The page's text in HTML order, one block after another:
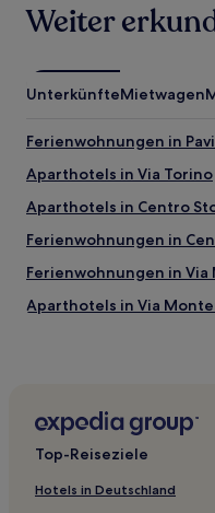
Bedingungen
gelten.
Weiter
UnterkünfteMietwagen
Ferienwohnungen in
Aparthotels in Via Torino
Aparthotels in Centro
Ferienwohnungen in
Ferienwohnungen in
Aparthotels in Via
Ferienwohnungen in
Gasthäuser in Lombardei
Ferienwohnungen in
Top-Reiseziele
Hotels in Deutschland